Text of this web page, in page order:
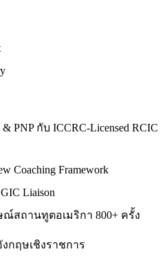
PNP กับ ICCRC-Licensed RCIC
Coaching Framework
Liaison
สถานทูตอเมริกา 800+ ครั้ง
งกฤษเชิงราชการ